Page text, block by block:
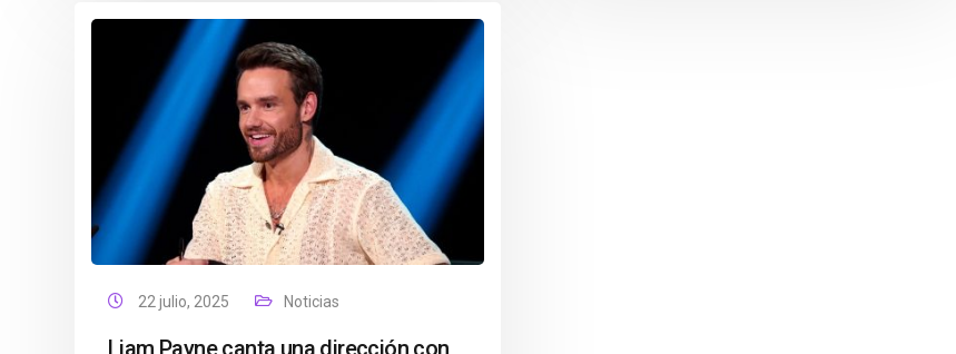
22 julio, 2025 Noticias
Liam Payne canta una dirección con